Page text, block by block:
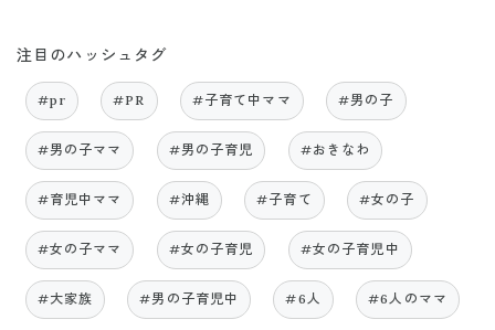
注目のハッシュタグ
#pr #PR #子育て中ママ #男の子
#男の子ママ #男の子育児 #おきなわ
#育児中ママ #沖縄 #子育て #女の子
#女の子ママ #女の子育児 #女の子育児中
#大家族 #男の子育児中 #6人 #6人のママ